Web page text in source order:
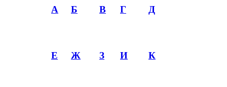
А Б В Г Д
Е Ж З И К